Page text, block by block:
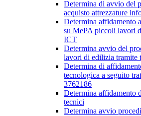
Determina di avvio del
acquisto attrezzature
Determina affidamento
su MePA piccoli lavori
ICT
Determina avvio del
lavori di edilizia tramite
Determina di
tecnologica a seguito
3762186
Determina affidamento
tecnici
Determina avvio